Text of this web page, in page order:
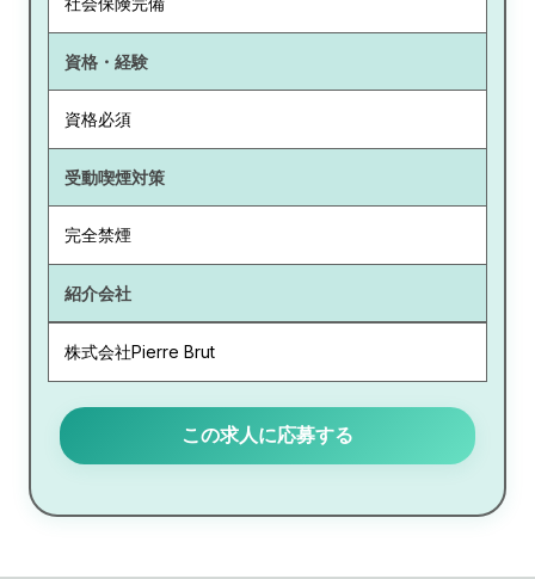
資格・経験
資格必須
受動喫煙対策
完全禁煙
紹介会社
株式会社Pierre Brut
この求人に応募する